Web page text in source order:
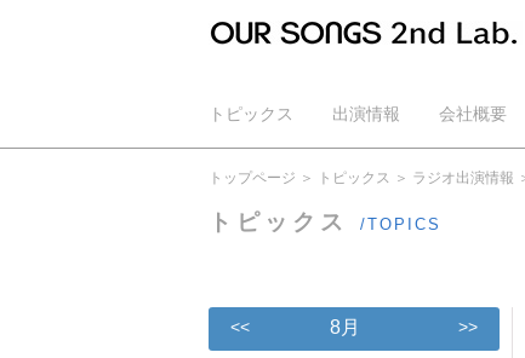
トピックス 出演情報 会社概要
公式YouTube
トップページ トピックス ラジオ出演情報
トピックス /TOPICS
<< 8月 >>